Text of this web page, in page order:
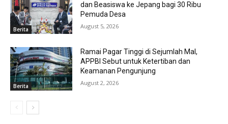
Berita
dan Beasiswa ke Jepang bagi 30 Ribu
Pemuda Desa
August 5, 2026
Berita
Ramai Pagar Tinggi di Sejumlah Mal,
APPBI Sebut untuk Ketertiban dan
Keamanan Pengunjung
August 2, 2026